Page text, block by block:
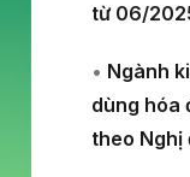
từ 06/
• Ngành
dùng hóa
theo Nghị